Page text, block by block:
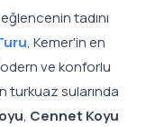
tadını
, Kemer'in en
ve konforlu
turkuaz sularında
, Cennet Koyu